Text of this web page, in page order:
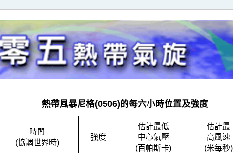
熱帶風暴尼格(0506)的每六小時位置及強度
時間
(協調世界時)
強度
估計最低
中心氣壓
(百帕斯卡)
估計最
高風速
(米每秒)